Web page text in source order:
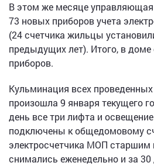
В этом же месяце
73 новых приборов учета
(24 счетчика жильцы
предыдущих лет). Итого, в
приборов.
Кульминация всех
произошла 9 января текущего
день все три лифта и
подключены к общедомовому
электросчетчика МОП старшим
снимались еженедельно и за 30